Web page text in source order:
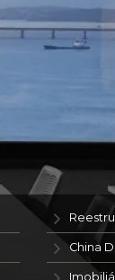
China